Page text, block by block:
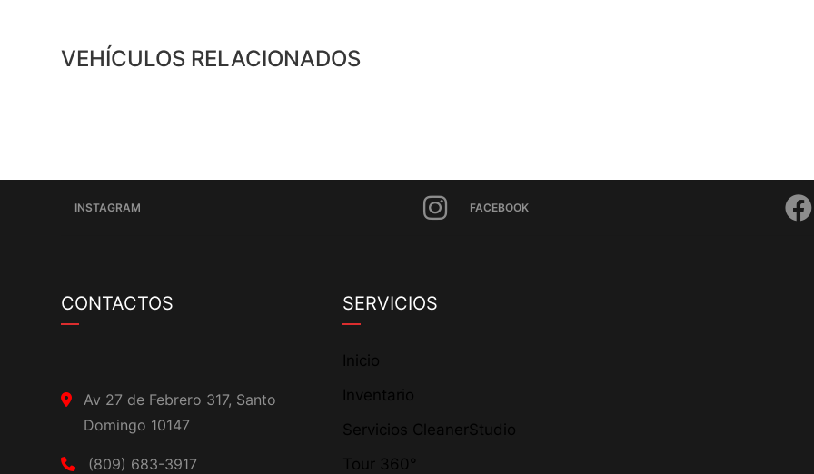
VEHÍCULOS RELACIONADOS
INSTAGRAM FACEBOOK
CONTACTOS
Av 27 de Febrero 317, Santo
Domingo 10147
(809) 683-3917
SERVICIOS
Inicio
Inventario
Servicios CleanerStudio
Tour 360°